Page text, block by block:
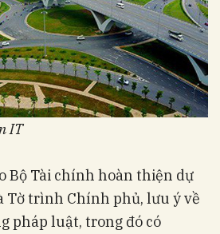
IT
Bộ Tài chính hoàn thiện dự
Tờ trình Chính phủ, lưu ý về
pháp luật, trong đó có